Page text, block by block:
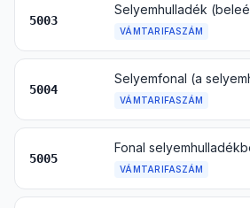
5003
VÁMTARIFASZÁM
5004
VÁMTARIFASZÁM
5005
VÁMTARIFASZÁM